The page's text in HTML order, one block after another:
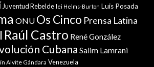
Juventud Rebelde lei Helms-Burton Luis Posada
ONU Os Cinco Prensa Latina
Raúl Castro René González
Cubana Salim Lamrani
Alvite Gándara Venezuela